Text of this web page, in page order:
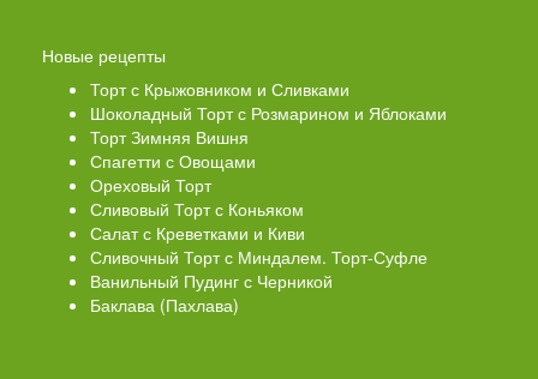
Новые рецепты
Торт с Крыжовником и Сливками
Шоколадный Торт с Розмарином и Яблоками
Торт Зимняя Вишня
Спагетти с Овощами
Ореховый Торт
Сливовый Торт с Коньяком
Салат с Креветками и Киви
Сливочный Торт с Миндалем. Торт-Суфле
Ванильный Пудинг с Черникой
Баклава (Пахлава)